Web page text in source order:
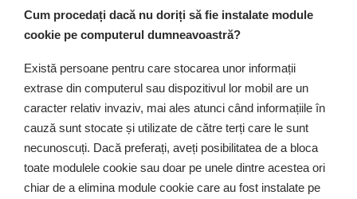
Cum procedați dacă nu doriți să fie instalate module
cookie pe computerul dumneavoastră?
Există persoane pentru care stocarea unor informații
extrase din computerul sau dispozitivul lor mobil are un
caracter relativ invaziv, mai ales atunci când informațiile în
cauză sunt stocate și utilizate de către terți care le sunt
necunoscuți. Dacă preferați, aveți posibilitatea de a bloca
toate modulele cookie sau doar pe unele dintre acestea ori
chiar de a elimina module cookie care au fost instalate pe